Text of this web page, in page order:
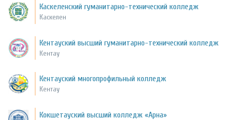
Каскеленский гуманитарно-технический колледж
Каскелен
Кентауский высший гуманитарно-технический колледж
Кентау
Кентауский многопрофильный колледж
Кентау
Кокшетауский высший колледж «Арна»